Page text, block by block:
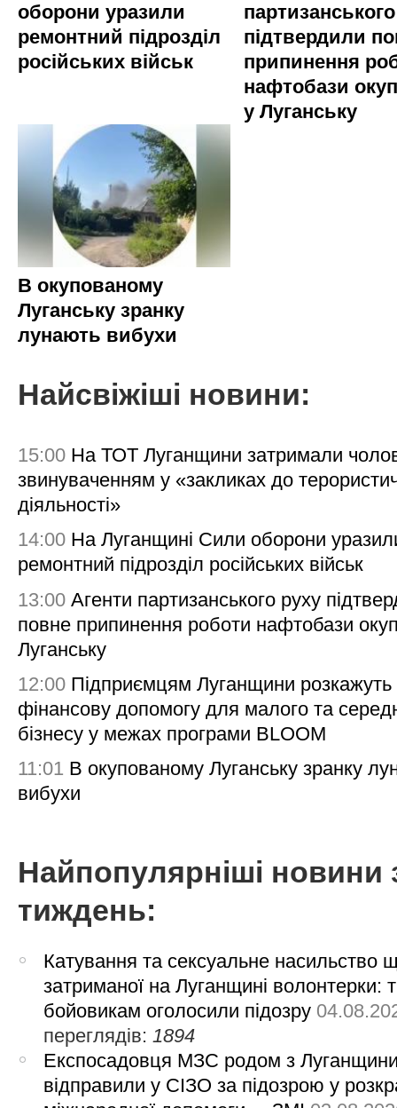
оборони уразили
ремонтний підрозділ
російських військ
підтвердили
припинення
нафтобази
у Луганську
В окупованому
Луганську зранку
лунають вибухи
Найсвіжіші новини:
15:00 На ТОТ Луганщини затримали
звинуваченням у «закликах до
діяльності»
14:00 На Луганщині Сили оборони
ремонтний підрозділ російських військ
13:00 Агенти партизанського руху
повне припинення роботи нафтобази
Луганську
12:00 Підприємцям Луганщини розкажуть
фінансову допомогу для малого та
бізнесу у межах програми BLOOM
11:01 В окупованому Луганську зранку
вибухи
Найпопулярніші новини
тиждень:
Катування та сексуальне насильство
затриманої на Луганщині волонтерки:
бойовикам оголосили підозру
переглядів:1894
Експосадовця МЗС родом з
відправили у СІЗО за підозрою у